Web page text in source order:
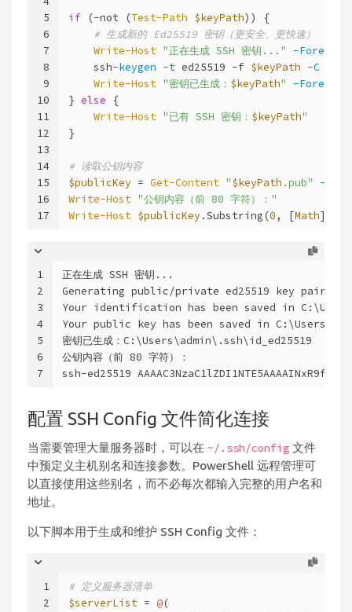
5
6
7
8
9
10
11
12
13
14
15
16
17
if (-not (Test-Path $keyPath)) {
# 生成新的 Ed25519 密钥（更安全、更快速）
Write-Host "正在生成 SSH 密钥..."
-
    ssh
-keygen -t ed25519 -f $keyPath -C
Write-Host "密钥已生成： $keyPath"
-
} else {
Write-Host "已有 SSH 密钥： $keyPath"
}
# 读取公钥内容
$publicKey = Get-Content "$keyPath .pub"
-Raw
Write-Host "公钥内容（前 80 字符）："
Write-Host $publicKey .Substring(0, [Math
1
2
3
4
5
6
7
正在生成 SSH 密钥...
Generating public/private ed25519 key pair.
Your identification has been saved in
Your public key has been saved in
密钥已生成：C:\Users\admin\.ssh\id_ed25519
公钥内容（前 80 字符）：
ssh-ed25519
配置 SSH Config 文件简化连接
当需要管理大量服务器时，可以在 ~/.ssh/config 文件
中预定义主机别名和连接参数。PowerShell 远程管理可
以直接使用这些别名，而不必每次都输入完整的用户名和
地址。
以下脚本用于生成和维护 SSH Config 文件：
1
2
# 定义服务器清单
$serverList = @(